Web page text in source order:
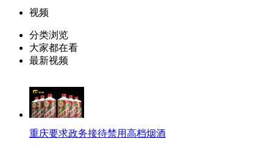
视频
分类浏览
大家都在看
最新视频
重庆要求政务接待禁用高档烟酒